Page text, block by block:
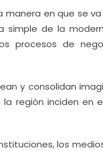
en que se
simple de la
procesos de
y consolidan
región inciden en
los